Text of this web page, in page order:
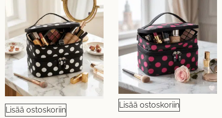
Lisää ostoskoriin
Lisää ostoskoriin